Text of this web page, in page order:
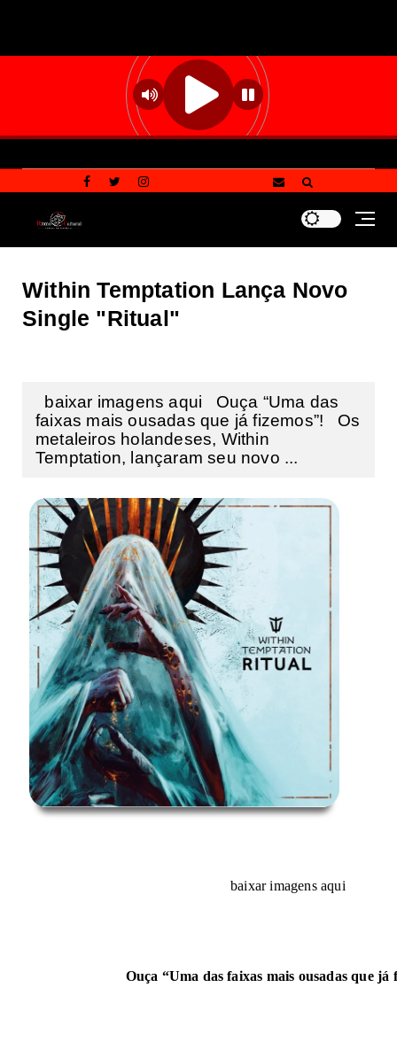
Within Temptation Lança Novo
Single "Ritual"
baixar imagens aqui Ouça “Uma das
faixas mais ousadas que já fizemos”! Os
metaleiros holandeses, Within
Temptation, lançaram seu novo ...
baixar imagens aqui
Ouça “Uma das faixas mais ousadas que já